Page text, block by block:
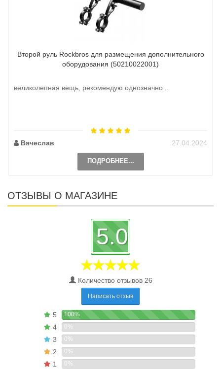
Второй руль Rockbros для размещения дополнительного
оборудования (50210022001)
великолепная вещь, рекомендую однозначно ..
Вячеслав 27.04.2024
ПОДРОБНЕЕ...
ОТЗЫВЫ О МАГАЗИНЕ
5.0
Количество отзывов 26
Написать отзыв
5 100%
4 0%
3 0%
2 0%
1 0%